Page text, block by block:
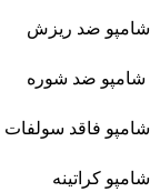
شامپو ضد ریزش
شامپو ضد شوره
شامپو فاقد سولفات
شامپو کراتینه